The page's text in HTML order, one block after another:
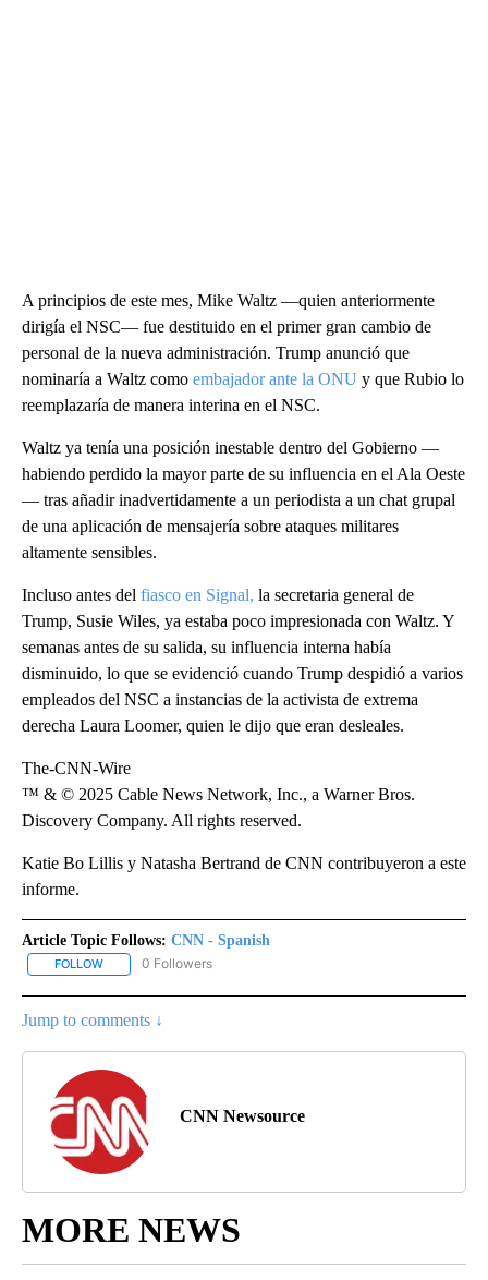
A principios de este mes, Mike Waltz —quien anteriormente
dirigía el NSC— fue destituido en el primer gran cambio de
personal de la nueva administración. Trump anunció que
nominaría a Waltz como embajador ante la ONU y que Rubio lo
reemplazaría de manera interina en el NSC.
Waltz ya tenía una posición inestable dentro del Gobierno —
habiendo perdido la mayor parte de su influencia en el Ala Oeste
— tras añadir inadvertidamente a un periodista a un chat grupal
de una aplicación de mensajería sobre ataques militares
altamente sensibles.
Incluso antes del fiasco en Signal, la secretaria general de
Trump, Susie Wiles, ya estaba poco impresionada con Waltz. Y
semanas antes de su salida, su influencia interna había
disminuido, lo que se evidenció cuando Trump despidió a varios
empleados del NSC a instancias de la activista de extrema
derecha Laura Loomer, quien le dijo que eran desleales.
The-CNN-Wire
™ & © 2025 Cable News Network, Inc., a Warner Bros.
Discovery Company. All rights reserved.
Katie Bo Lillis y Natasha Bertrand de CNN contribuyeron a este
informe.
Article Topic Follows: CNN - Spanish
FOLLOW FOLLOW "CNN - SPANISH" TO RECEIVE NOTIFICATIONS ABOUT
0 Followers
Jump to comments ↓
CNN Newsource
MORE NEWS